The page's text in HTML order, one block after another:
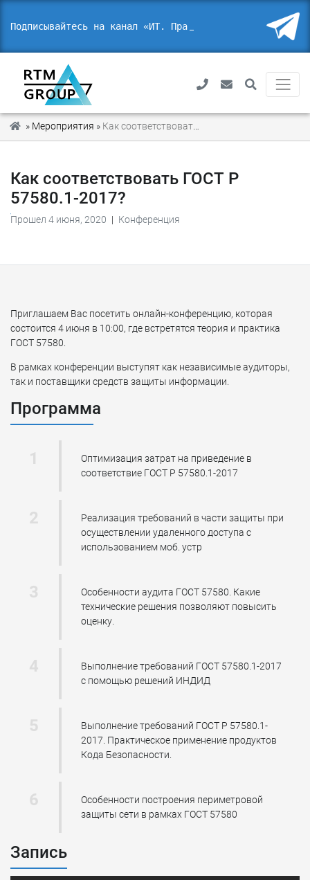
Подписывайтесь на канал «ИТ. Право
» Мероприятия » Как соответствовать ГОСТ Р 57580.1-2017?
Как соответствовать ГОСТ Р
57580.1-2017?
Прошел 4 июня, 2020 | Конференция
Приглашаем Вас посетить онлайн-конференцию, которая
состоится 4 июня в 10:00, где встретятся теория и практика
ГОСТ 57580.
В рамках конференции выступят как независимые аудиторы,
так и поставщики средств защиты информации.
Программа
Оптимизация затрат на приведение в
соответствие ГОСТ Р 57580.1-2017
Реализация требований в части защиты при
осуществлении удаленного доступа с
использованием моб. устр
Особенности аудита ГОСТ 57580. Какие
технические решения позволяют повысить
оценку.
Выполнение требований ГОСТ 57580.1-2017
с помощью решений ИНДИД
Выполнение требований ГОСТ Р 57580.1-
2017. Практическое применение продуктов
Кода Безопасности.
Особенности построения периметровой
защиты сети в рамках ГОСТ 57580
Запись